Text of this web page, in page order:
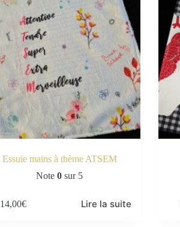
Essuie mains à thème ATSEM
Note0 sur 5
14,00€ Lire la suite